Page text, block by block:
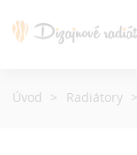
Úvod Radiátory